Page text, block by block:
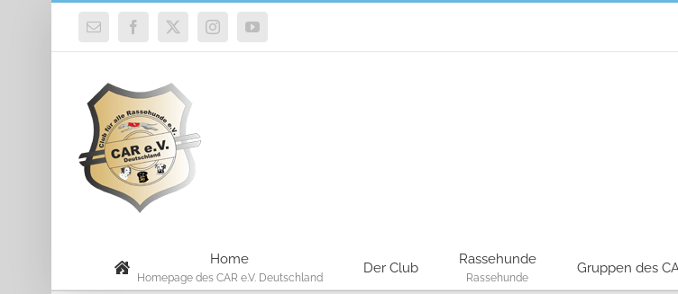
E-
Facebook
X InstagramYouTube
Home
Homepage des CAR e.V. Deutschland
Der Club
Rassehunde
Rassehunde
Gruppen des